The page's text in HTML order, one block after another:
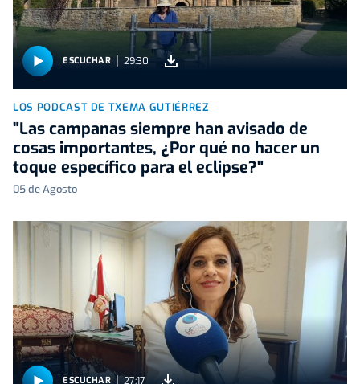
ESCUCHAR 29:30
LOS PODCAST DE TXEMA GUTIÉRREZ
"Las campanas siempre han avisado de
cosas importantes, ¿Por qué no hacer un
toque específico para el eclipse?"
05 de Agosto
ESCUCHAR 27:17